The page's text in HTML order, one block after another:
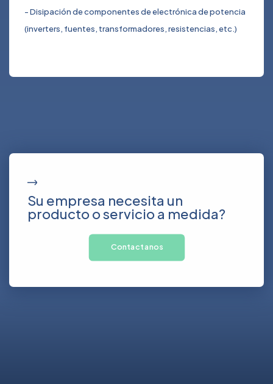
- Disipación de componentes de electrónica de potencia
(inverters, fuentes, transformadores, resistencias, etc.)
Su empresa necesita un
producto o servicio a medida?
Contactanos